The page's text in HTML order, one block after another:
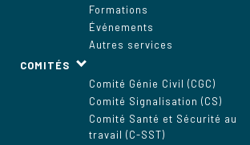
Formations
Événements
Autres services
COMITÉS
Comité Génie Civil (CGC)
Comité Signalisation (CS)
Comité Santé et Sécurité au
travail (C-SST)